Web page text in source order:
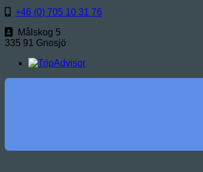
+46 (0) 705 10 31 76
Målskog 5
335 91 Gnosjö